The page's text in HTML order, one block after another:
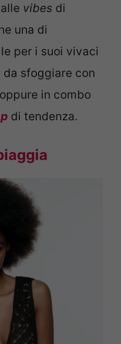
vibes di
una di
per i suoi vivaci
sfoggiare con
in combo
di tendenza.